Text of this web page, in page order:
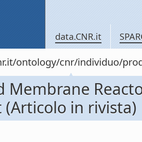
data.CNR.it
ontology/cnr/individuo/
Membrane
(Articolo in rivista)